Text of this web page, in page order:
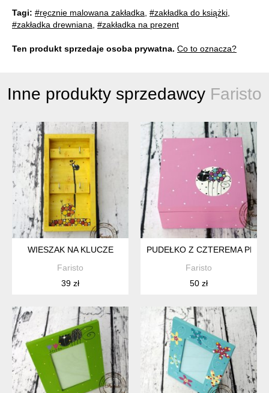
Tagi: #ręcznie malowana zakładka #zakładka do książki
#zakładka drewniana #zakładka na prezent
Ten produkt sprzedaje osoba prywatna. Co to oznacza?
Inne produkty sprzedawcy Faristo
WIESZAK NA KLUCZE
Faristo
39 zł
PUDEŁKO Z CZTEREMA
Faristo
50 zł